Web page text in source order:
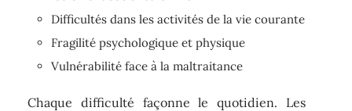
Difficultés dans les activités de la vie courante
Fragilité psychologique et physique
Vulnérabilité face à la maltraitance
Chaque difficulté façonne le quotidien. Les